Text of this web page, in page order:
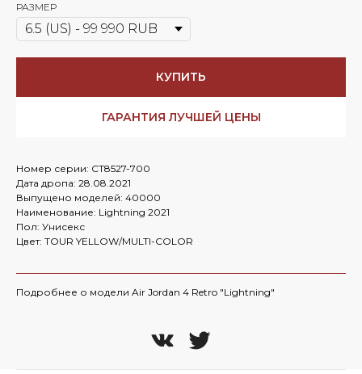
РАЗМЕР
КУПИТЬ
ГАРАНТИЯ ЛУЧШЕЙ ЦЕНЫ
Номер серии: CT8527-700
Дата дропа: 28.08.2021
Выпущено моделей: 40000
Наименование: Lightning 2021
Пол: Унисекс
Цвет: TOUR YELLOW/MULTI-COLOR
Подробнее о модели Air Jordan 4 Retro "Lightning"